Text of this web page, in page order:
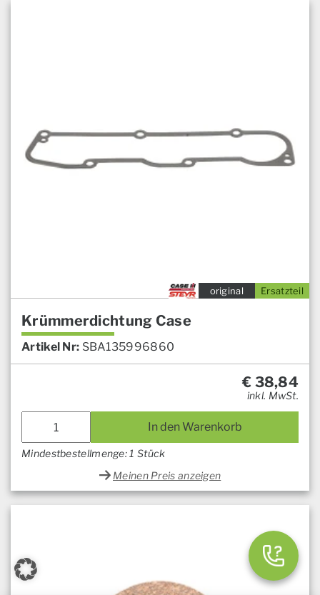
Ersatzteil
original
Krümmerdichtung Case
Artikel Nr: SBA135996860
€ 38,84
inkl. MwSt.
In den Warenkorb
Mindestbestellmenge: 1 Stück
Meinen Preis anzeigen